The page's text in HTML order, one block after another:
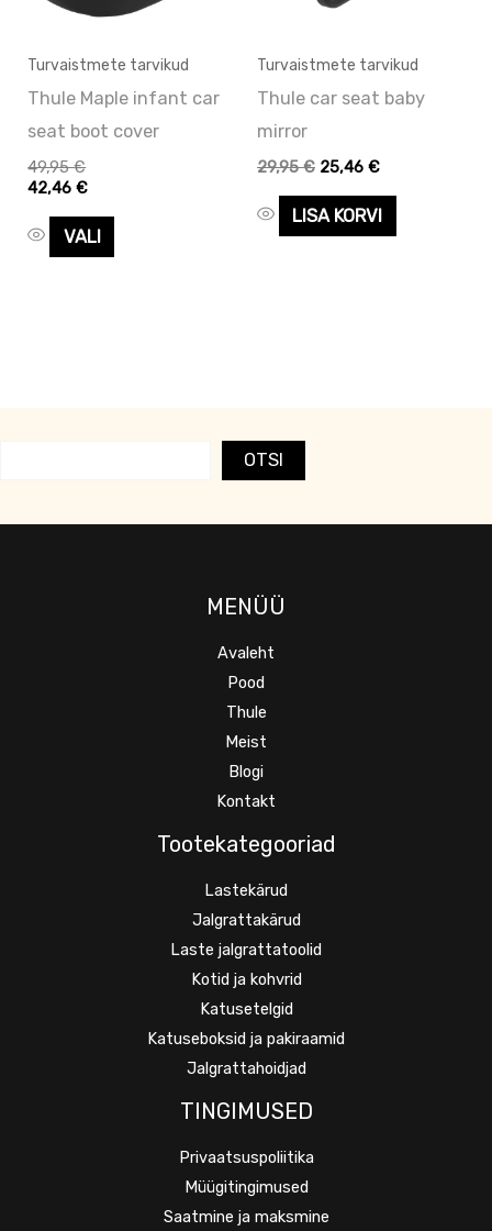
Turvaistmete tarvikud
Thule Maple infant car
seat boot cover
49,95€
42,46€
VALI
Valikuid
tootelehel.
Turvaistmete tarvikud
Thule car seat baby
mirror
29,95€ 25,46 €
LISA KORVI
OTSI
MENÜÜ
Avaleht
Pood
Thule
Meist
Blogi
Kontakt
Tootekategooriad
Lastekärud
Jalgrattakärud
Laste jalgrattatoolid
Kotid ja kohvrid
Katusetelgid
Katuseboksid ja pakiraamid
Jalgrattahoidjad
TINGIMUSED
Privaatsuspoliitika
Müügitingimused
Saatmine ja maksmine